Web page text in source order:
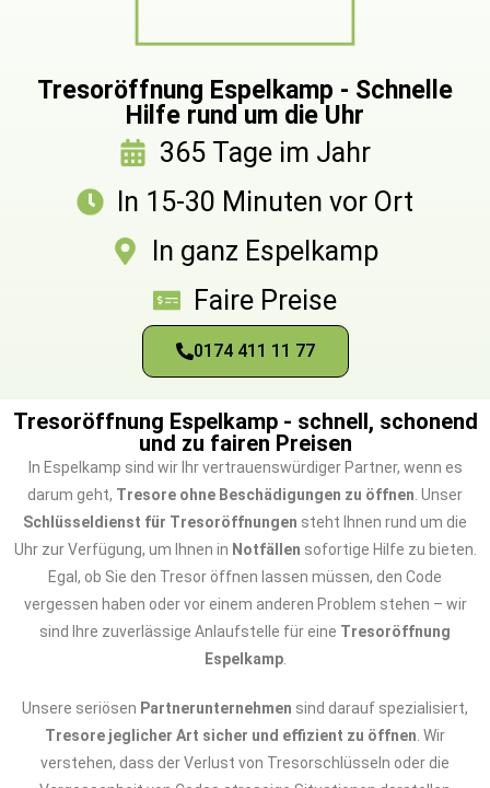
Tresoröffnung Espelkamp - Schnelle
Hilfe rund um die Uhr
365 Tage im Jahr
In 15-30 Minuten vor Ort
In ganz Espelkamp
Faire Preise
0174 411 11 77
Tresoröffnung Espelkamp - schnell, schonend
und zu fairen Preisen
In Espelkamp sind wir Ihr vertrauenswürdiger Partner, wenn es
darum geht, Tresore ohne Beschädigungen zu öffnen . Unser
Schlüsseldienst für Tresoröffnungen steht Ihnen rund um die
Uhr zur Verfügung, um Ihnen in Notfällen sofortige Hilfe zu bieten.
Egal, ob Sie den Tresor öffnen lassen müssen, den Code
vergessen haben oder vor einem anderen Problem stehen – wir
sind Ihre zuverlässige Anlaufstelle für eine Tresoröffnung
Espelkamp.
Unsere seriösen Partnerunternehmen sind darauf spezialisiert,
Tresore jeglicher Art sicher und effizient zu öffnen . Wir
verstehen, dass der Verlust von Tresorschlüsseln oder die